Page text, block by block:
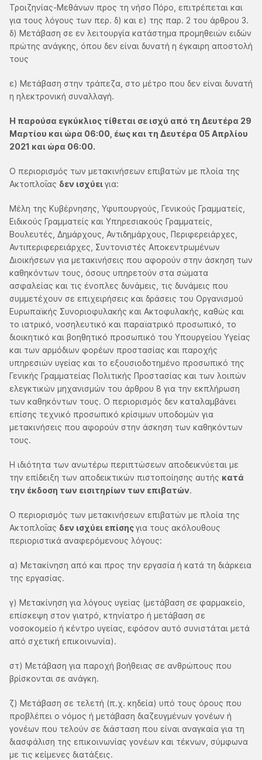
Τροιζηνίας-Μεθάνων προς τη νήσο Πόρο, επιτρέπεται και
για τους λόγους των περ. δ) και ε) της παρ. 2 του άρθρου 3.
δ) Μετάβαση σε εν λειτουργία κατάστημα προμηθειών ειδών
πρώτης ανάγκης, όπου δεν είναι δυνατή η έγκαιρη αποστολή
τους
ε) Μετάβαση στην τράπεζα, στο μέτρο που δεν είναι δυνατή
η ηλεκτρονική συναλλαγή.
Η παρούσα εγκύκλιος τίθεται σε ισχύ από τη Δευτέρα 29
Μαρτίου και ώρα 06:00, έως και τη Δευτέρα 05 Απρλίου
2021 και ώρα 06:00.
Ο περιορισμός των μετακινήσεων επιβατών με πλοία της
Ακτοπλοΐας δεν ισχύειγια:
Μέλη της Κυβέρνησης, Υφυπουργούς, Γενικούς Γραμματείς,
Ειδικούς Γραμματείς και Υπηρεσιακούς Γραμματείς,
Βουλευτές, Δημάρχους, Αντιδημάρχους, Περιφερειάρχες,
Αντιπεριφερειάρχες, Συντονιστές Αποκεντρωμένων
Διοικήσεων για μετακινήσεις που αφορούν στην άσκηση των
καθηκόντων τους, όσους υπηρετούν στα σώματα
ασφαλείας και τις ένοπλες δυνάμεις, τις δυνάμεις που
συμμετέχουν σε επιχειρήσεις και δράσεις του Οργανισμού
Ευρωπαϊκής Συνοριοφυλακής και Ακτοφυλακής, καθώς και
το ιατρικό, νοσηλευτικό και παραϊατρικό προσωπικό, το
διοικητικό και βοηθητικό προσωπικό του Υπουργείου Υγείας
και των αρμόδιων φορέων προστασίας και παροχής
υπηρεσιών υγείας και το εξουσιοδοτημένο προσωπικό της
Γενικής Γραμματείας Πολιτικής Προστασίας και των λοιπών
ελεγκτικών μηχανισμών του άρθρου 8 για την εκπλήρωση
των καθηκόντων τους. Ο περιορισμός δεν καταλαμβάνει
επίσης τεχνικό προσωπικό κρίσιμων υποδομών για
μετακινήσεις που αφορούν στην άσκηση των καθηκόντων
τους.
Η ιδιότητα των ανωτέρω περιπτώσεων αποδεικνύεται με
την επίδειξη των αποδεικτικών πιστοποίησης αυτής κατά
την έκδοση των εισιτηρίων των επιβατών.
Ο περιορισμός των μετακινήσεων επιβατών με πλοία της
Ακτοπλοΐας δεν ισχύει επίσηςγια τους ακόλουθους
περιοριστικά αναφερόμενους λόγους:
α) Μετακίνηση από και προς την εργασία ή κατά τη διάρκεια
της εργασίας.
γ) Μετακίνηση για λόγους υγείας (μετάβαση σε φαρμακείο,
επίσκεψη στον γιατρό, κτηνίατρο ή μετάβαση σε
νοσοκομείο ή κέντρο υγείας, εφόσον αυτό συνιστάται μετά
από σχετική επικοινωνία).
στ) Μετάβαση για παροχή βοήθειας σε ανθρώπους που
βρίσκονται σε ανάγκη.
ζ) Μετάβαση σε τελετή (π.χ. κηδεία) υπό τους όρους που
προβλέπει ο νόμος ή μετάβαση διαζευγμένων γονέων ή
γονέων που τελούν σε διάσταση που είναι αναγκαία για τη
διασφάλιση της επικοινωνίας γονέων και τέκνων, σύμφωνα
με τις κείμενες διατάξεις.